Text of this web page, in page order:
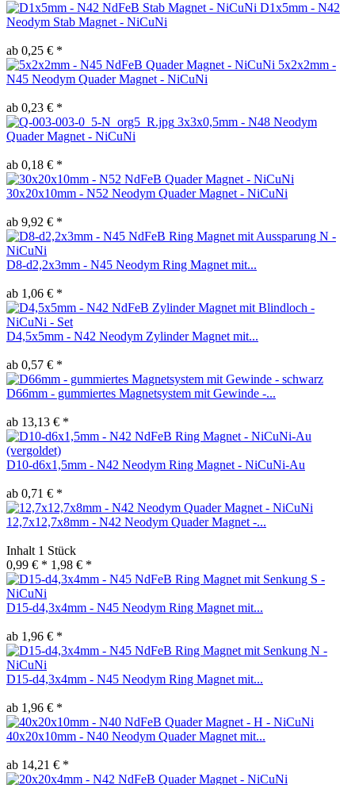
D1x5mm - N42
Neodym Stab Magnet - NiCuNi
ab 0,25 € *
5x2x2mm -
N45 Neodym Quader Magnet - NiCuNi
ab 0,23 € *
3x3x0,5mm - N48 Neodym
Quader Magnet - NiCuNi
ab 0,18 € *
30x20x10mm - N52 Neodym Quader Magnet - NiCuNi
ab 9,92 € *
D8-d2,2x3mm - N45 Neodym Ring Magnet mit...
ab 1,06 € *
D4,5x5mm - N42 Neodym Zylinder Magnet mit...
ab 0,57 € *
D66mm - gummiertes Magnetsystem mit Gewinde -...
ab 13,13 € *
D10-d6x1,5mm - N42 Neodym Ring Magnet - NiCuNi-Au
ab 0,71 € *
12,7x12,7x8mm - N42 Neodym Quader Magnet -...
Inhalt 1 Stück
0,99 € * 1,98 € *
D15-d4,3x4mm - N45 Neodym Ring Magnet mit...
ab 1,96 € *
D15-d4,3x4mm - N45 Neodym Ring Magnet mit...
ab 1,96 € *
40x20x10mm - N40 Neodym Quader Magnet mit...
ab 14,21 € *